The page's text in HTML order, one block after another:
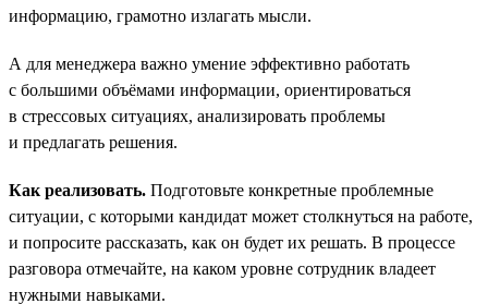
информацию, грамотно излагать мысли.
А для менеджера важно умение эффективно работать
с большими объёмами информации, ориентироваться
в стрессовых ситуациях, анализировать проблемы
и предлагать решения.
Как реализовать. Подготовьте конкретные проблемные
ситуации, с которыми кандидат может столкнуться на работе,
и попросите рассказать, как он будет их решать. В процессе
разговора отмечайте, на каком уровне сотрудник владеет
нужными навыками.